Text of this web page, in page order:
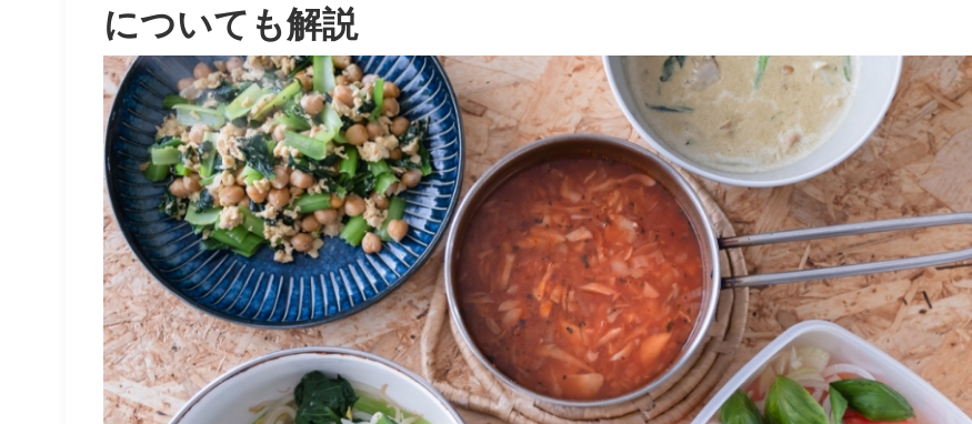
についても解説